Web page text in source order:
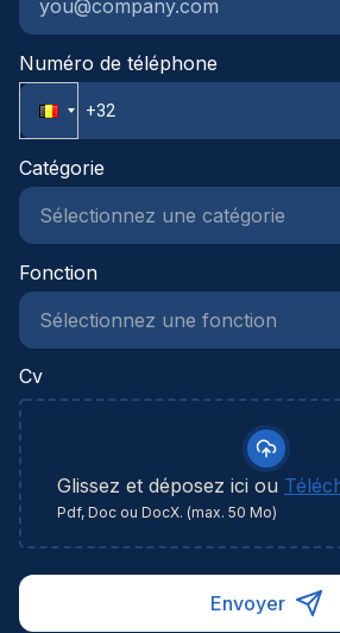
verwachten:Marktconform
Hospitalisatieverzekering Extra
Voltijds contract van onbepaalde
en trainingen Familiale, collegiale
werksfeerCafetariaplan
fietslease, extra verlofdagen,
enz.)Bedrijfsactiviteiten
teambuildingsActiviteiten rond
PasenRef: 80860
Numéro de téléphone
Catégorie
Fonction
Cv
Glissez et déposez ici ou
Pdf, Doc ou DocX. (max. 50 Mo)
Envoyer